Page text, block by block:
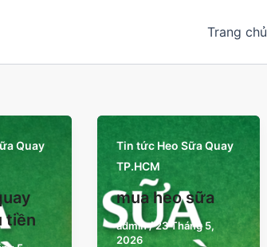
Trang chủ
Quay
tiền
Tin tức Heo Sữa Quay
TP.HCM
mua heo sữa
admin/23 Tháng 5,
2026